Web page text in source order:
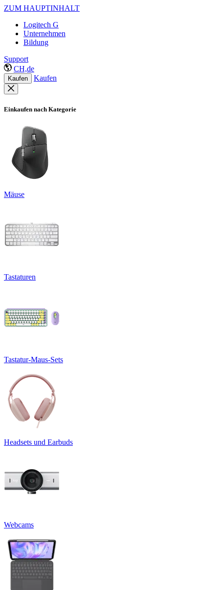
ZUM HAUPTINHALT
Logitech G
Unternehmen
Bildung
Support
CH,de
Kaufen Kaufen
Einkaufen nach Kategorie
Mäuse
Tastaturen
Tastatur-Maus-Sets
Headsets und Earbuds
Webcams